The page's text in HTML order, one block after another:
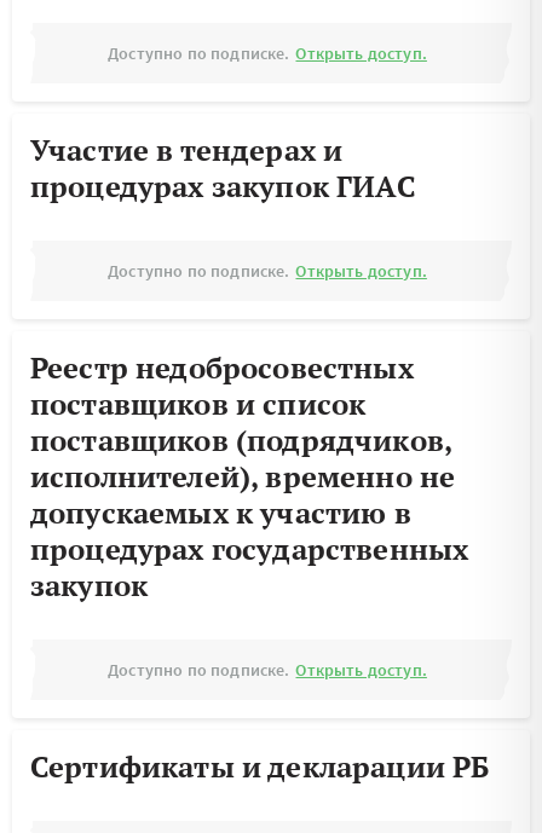
Доступно по подписке. Открыть доступ.
Участие в тендерах и
процедурах закупок ГИАС
Доступно по подписке. Открыть доступ.
Реестр недобросовестных
поставщиков и список
поставщиков (подрядчиков,
исполнителей), временно не
допускаемых к участию в
процедурах государственных
закупок
Доступно по подписке. Открыть доступ.
Сертификаты и декларации РБ